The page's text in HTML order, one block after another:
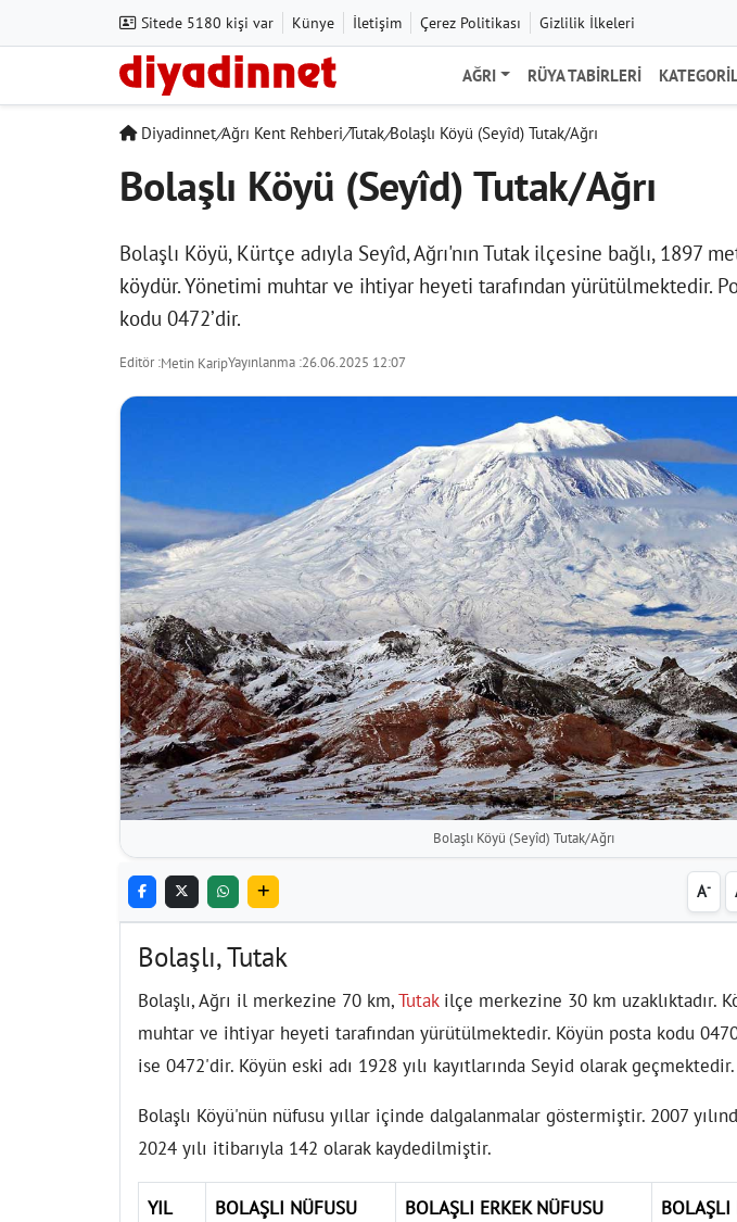
Sitede 5180 kişi var Künye İletişim Çerez Politikası Gizlilik İlkeleri
AĞRI RÜYA TABIRLERI
Diyadinnet/Ağrı Kent Rehberi/Tutak/Bolaşlı Köyü (Seyîd) Tutak/Ağrı
Bolaşlı Köyü (Seyîd) Tutak/Ağrı
Bolaşlı Köyü, Kürtçe adıyla Seyîd, Ağrı'nın Tutak ilçesine bağlı, 1897
köydür. Yönetimi muhtar ve ihtiyar heyeti tarafından yürütülmektedir.
kodu 0472’dir.
Editör :Metin KaripYayınlanma :26.06.2025 12:07
Bolaşlı Köyü (Seyîd) Tutak/Ağrı
A-
Bolaşlı, Tutak
Bolaşlı, Ağrı il merkezine 70 km,Tutakilçe merkezine 30 km uzaklıktadır.
muhtar ve ihtiyar heyeti tarafından yürütülmektedir. Köyün posta kodu
ise 0472'dir. Köyün eski adı 1928 yılı kayıtlarında Seyid olarak geçmektedir.
Bolaşlı Köyü'nün nüfusu yıllar içinde dalgalanmalar göstermiştir. 2007
2024 yılı itibarıyla 142 olarak kaydedilmiştir.
YIL BOLAŞLI NÜFUSU BOLAŞLI ERKEK NÜFUSU BOLAŞLI